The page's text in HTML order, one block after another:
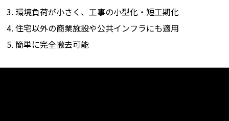
環境負荷が小さく、工事の小型化・短工期化
住宅以外の商業施設や公共インフラにも適用
簡単に完全撤去可能